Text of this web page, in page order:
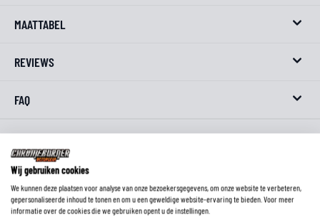
MAATTABEL
REVIEWS
FAQ
Wij gebruiken cookies
We kunnen deze plaatsen voor analyse van onze bezoekersgegevens, om onze website te verbeteren,
gepersonaliseerde inhoud te tonen en om u een geweldige website-ervaring te bieden. Voor meer
informatie over de cookies die we gebruiken opent u de instellingen.